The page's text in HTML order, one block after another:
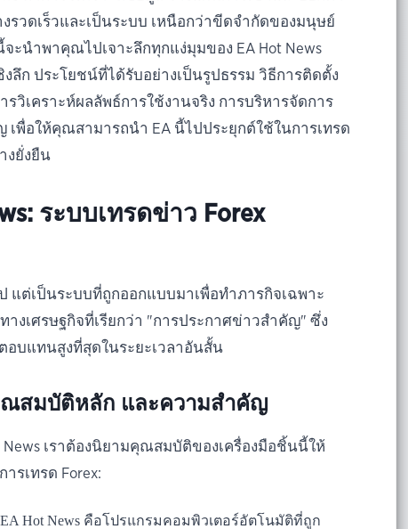
รวดเร็วและเป็นระบบ เหนือกว่าขีดจำกัดของมนุษย์
ะนำพาคุณไปเจาะลึกทุกแง่มุมของ EA Hot News
ลึก ประโยชน์ที่ได้รับอย่างเป็นรูปธรรม วิธีการติดตั้ง
วิเคราะห์ผลลัพธ์การใช้งานจริง การบริหารจัดการ
เพื่อให้คุณสามารถนำ EA นี้ไปประยุกต์ใช้ในการเทรด
งยั่งยืน
ระบบเทรดข่าว Forex
ป แต่เป็นระบบที่ถูกออกแบบมาเพื่อทำภารกิจเฉพาะ
งเศรษฐกิจที่เรียกว่า "การประกาศข่าวสำคัญ" ซึ่ง
อบแทนสูงที่สุดในระยะเวลาอันสั้น
คุณสมบัติหลัก และความสำคัญ
News เราต้องนิยามคุณสมบัติของเครื่องมือชิ้นนี้ให้
รเทรด Forex:
EA Hot News คือโปรแกรมคอมพิวเตอร์อัตโนมัติที่ถูก